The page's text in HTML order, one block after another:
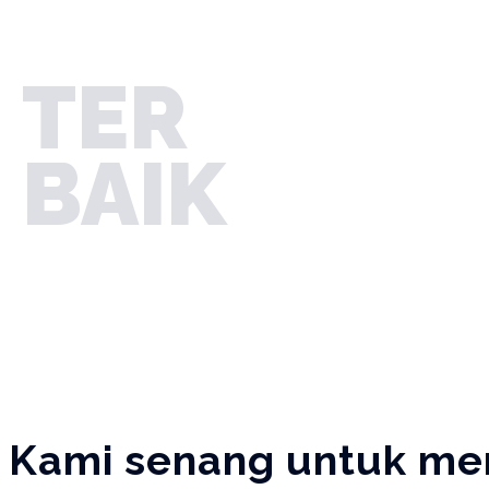
TER
BAIK
Kami senang untuk